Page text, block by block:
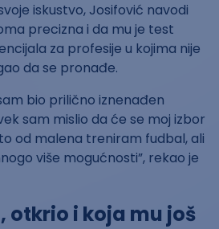
iskustvo, Josifović navodi
precizna i da mu je test
za profesije u kojima nije
da se pronađe.
bio prilično iznenađen
sam mislio da će se moj izbor
od malena treniram fudbal, ali
više mogućnosti”, rekao je
otkrio i koja mu još